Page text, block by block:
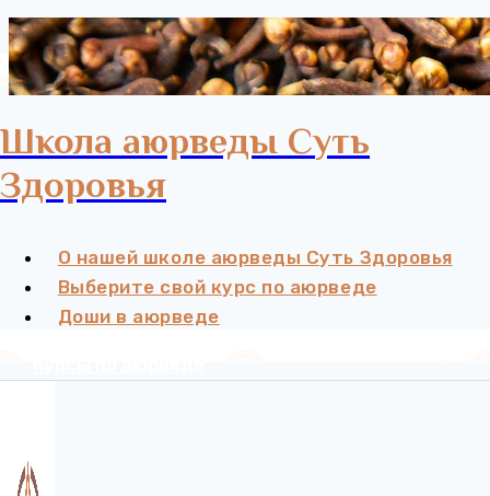
Школа аюрведы Суть
Здоровья
О нашей школе аюрведы Суть Здоровья
Выберите свой курс по аюрведе
Доши в аюрведе